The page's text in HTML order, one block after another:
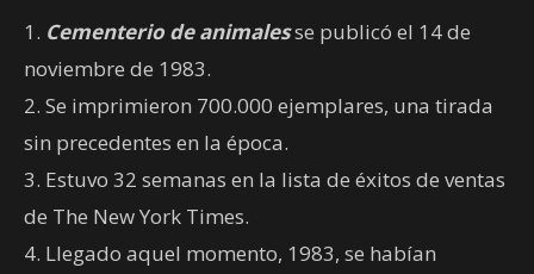
1. Cementerio de animalesse publicó el 14 de
noviembre de 1983.
2. Se imprimieron 700.000 ejemplares, una tirada
sin precedentes en la época.
3. Estuvo 32 semanas en la lista de éxitos de ventas
de The New York Times.
4. Llegado aquel momento, 1983, se habían